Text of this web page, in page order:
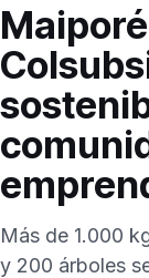
Más de 1.000
y 200 árboles